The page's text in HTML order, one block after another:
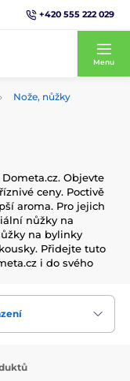
+420 555 222 029
Menu
Nože, nůžky
Objevte
ceny. Poctivě
aroma. Pro jejich
nůžky na
na bylinky
Přidejte tuto
i do svého